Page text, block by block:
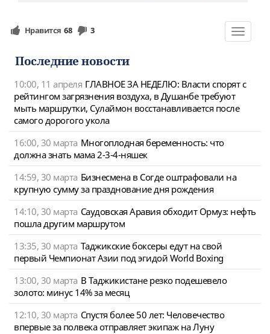
Toggle
Нравится 68 3
Последние новости
10:00, 11 апреля ГЛАВНОЕ ЗА НЕДЕЛЮ: Власти спорят с
рейтингом загрязнения воздуха, в Душанбе требуют
мыть маршрутки, Сулаймон восстанавливается после
самого дорогого укола
16:00, 30 марта Многоплодная беременность: что
должна знать мама 2-3-4-няшек
14:59, 30 марта Бизнесмена в Согде оштрафовали на
крупную сумму за празднование дня рождения
14:10, 30 марта Саудовская Аравия обходит Ормуз: нефть
пошла другим маршрутом
13:35, 30 марта Таджикские боксеры едут на свой
первый Чемпионат Азии под эгидой World Boxing
13:00, 30 марта В Таджикистане резко подешевело
золото: минус 14% за месяц
12:10, 30 марта Спустя более 50 лет: Человечество
впервые за полвека отправляет экипаж на Луну